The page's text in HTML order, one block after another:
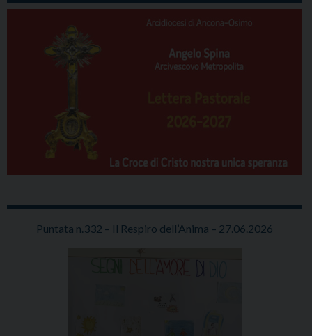
Puntata n.332 – Il Respiro dell’Anima – 27.06.2026